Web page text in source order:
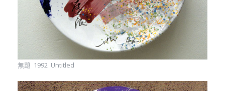
無題 1992 Untitled